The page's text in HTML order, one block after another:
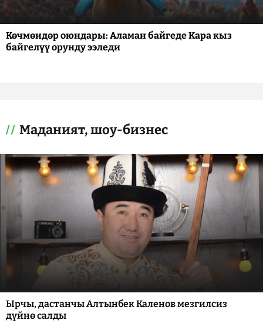
Көчмөндөр оюндары: Аламан байгеде Кара кыз
байгелүү орунду ээледи
Маданият, шоу-бизнес
Ырчы, дастанчы Алтынбек Каленов мезгилсиз
дүйнө салды